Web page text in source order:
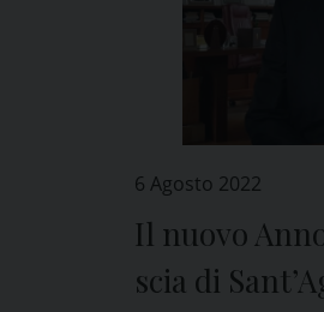
6 Agosto 2022
Il nuovo
scia di